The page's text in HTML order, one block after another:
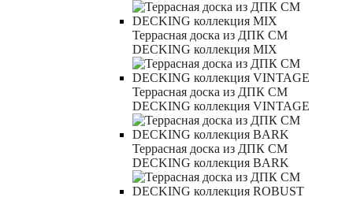
Террасная доска из ДПК CM
DECKING коллекция MIX
Террасная доска из ДПК CM
DECKING коллекция VINTAGE
Террасная доска из ДПК CM
DECKING коллекция BARK